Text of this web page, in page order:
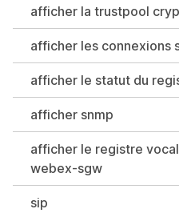
afficher la trustpool
afficher les connexions
afficher le statut du
afficher snmp
afficher le registre
webex-sgw
sip